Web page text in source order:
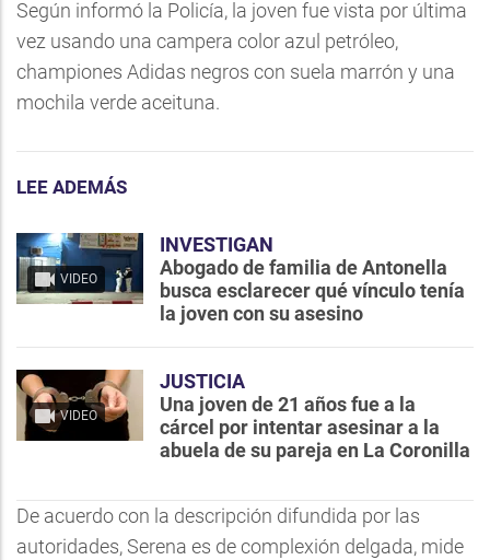
Según informó la Policía, la joven fue vista por última
vez usando una campera color azul petróleo,
championes Adidas negros con suela marrón y una
mochila verde aceituna.
LEE ADEMÁS
VIDEO
INVESTIGAN
Abogado de familia de Antonella
busca esclarecer qué vínculo tenía
la joven con su asesino
VIDEO
JUSTICIA
Una joven de 21 años fue a la
cárcel por intentar asesinar a la
abuela de su pareja en La Coronilla
De acuerdo con la descripción difundida por las
autoridades, Serena es de complexión delgada, mide